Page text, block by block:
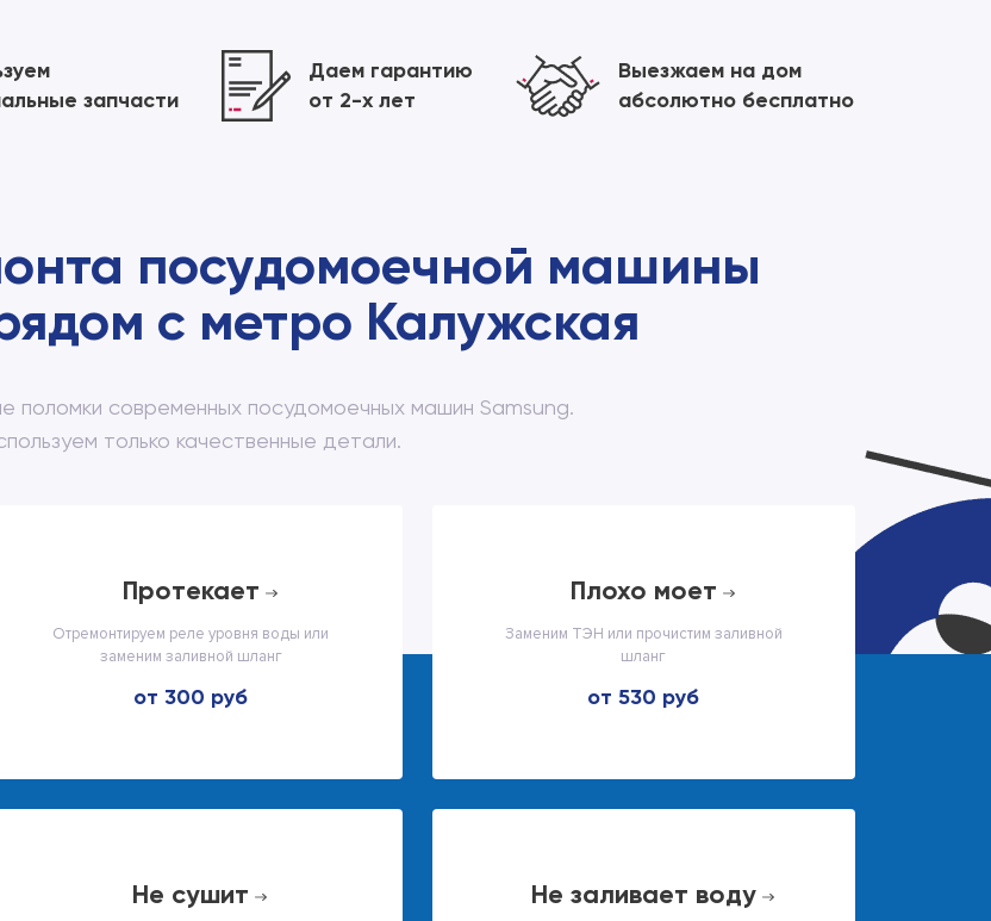
запчасти
Даем гарантию
от 2-х лет
Выезжаем на дом
абсолютно бесплатно
посудомоечной машины
с метро Калужская
поломки современных посудомоечных машин Samsung.
только качественные детали.
протекает
Отремонтируем реле уровня воды или
заменим заливной шланг
от 300 руб
плохо моет
Заменим ТЭН или прочистим заливной
шланг
от 530 руб
не сушит не заливает воду